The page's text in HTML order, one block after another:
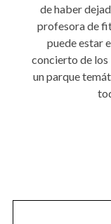
de haber
profesora de
puede estar
concierto de los
un parque